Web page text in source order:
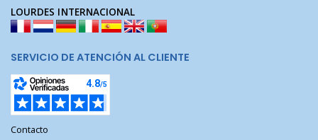
LOURDES INTERNACIONAL
SERVICIO DE ATENCIÓN AL CLIENTE
Contacto